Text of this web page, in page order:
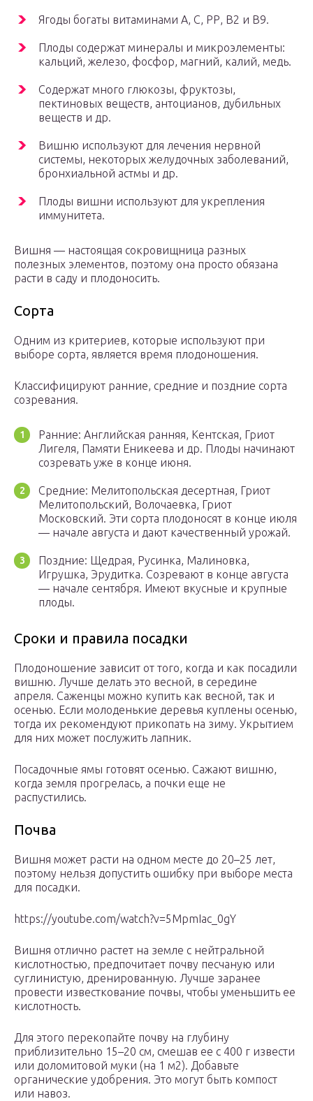
Ягоды богаты витаминами А, С, РР, В2 и В9.
Плоды содержат минералы и микроэлементы:
кальций, железо, фосфор, магний, калий, медь.
Содержат много глюкозы, фруктозы,
пектиновых веществ, антоцианов, дубильных
веществ и др.
Вишню используют для лечения нервной
системы, некоторых желудочных заболеваний,
бронхиальной астмы и др.
Плоды вишни используют для укрепления
иммунитета.
Вишня — настоящая сокровищница разных
полезных элементов, поэтому она просто обязана
расти в саду и плодоносить.
Сорта
Одним из критериев, которые используют при
выборе сорта, является время плодоношения.
Классифицируют ранние, средние и поздние сорта
созревания.
Ранние: Английская ранняя, Кентская, Гриот
Лигеля, Памяти Еникеева и др. Плоды начинают
созревать уже в конце июня.
Средние: Мелитопольская десертная, Гриот
Мелитопольский, Волочаевка, Гриот
Московский. Эти сорта плодоносят в конце июля
— начале августа и дают качественный урожай.
Поздние: Щедрая, Русинка, Малиновка,
Игрушка, Эрудитка. Созревают в конце августа
— начале сентября. Имеют вкусные и крупные
плоды.
Сроки и правила посадки
Плодоношение зависит от того, когда и как посадили
вишню. Лучше делать это весной, в середине
апреля. Саженцы можно купить как весной, так и
осенью. Если молоденькие деревья куплены осенью,
тогда их рекомендуют прикопать на зиму. Укрытием
для них может послужить лапник.
Посадочные ямы готовят осенью. Сажают вишню,
когда земля прогрелась, а почки еще не
распустились.
Почва
Вишня может расти на одном месте до 20–25 лет,
поэтому нельзя допустить ошибку при выборе места
для посадки.
https://youtube.com/watch?v=5MpmIac_0gY
Вишня отлично растет на земле с нейтральной
кислотностью, предпочитает почву песчаную или
суглинистую, дренированную. Лучше заранее
провести известкование почвы, чтобы уменьшить ее
кислотность.
Для этого перекопайте почву на глубину
приблизительно 15–20 см, смешав ее с 400 г извести
или доломитовой муки (на 1 м2). Добавьте
органические удобрения. Это могут быть компост
или навоз.